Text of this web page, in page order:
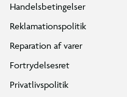
Handelsbetingelser
Reklamationspolitik
Reparation af varer
Fortrydelsesret
Privatlivspolitik